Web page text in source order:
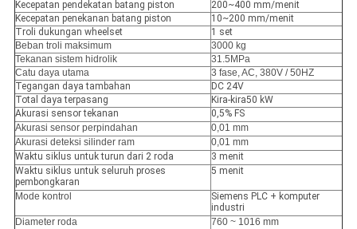
Kecepatan pendekatan batang piston
200~400 mm/menit
Kecepatan penekanan batang piston
10~200 mm/menit
Troli dukungan wheelset
1 set
Beban troli maksimum
3000 kg
Tekanan sistem hidrolik
31.5MPa
Catu daya utama
3 fase, AC, 380V / 50HZ
Tegangan daya tambahan
DC 24V
Total daya terpasang
Kira-kira50 kW
Akurasi sensor tekanan
0,5% FS
Akurasi sensor perpindahan
0,01 mm
Akurasi deteksi silinder ram
0,01 mm
Waktu siklus untuk turun dari 2 roda
3 menit
Waktu siklus untuk seluruh proses
pembongkaran
5 menit
Mode kontrol
Siemens PLC + komputer
industri
Diameter roda
760 ~ 1016 mm